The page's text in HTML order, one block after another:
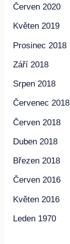
Červen 2020
Květen 2019
Prosinec 2018
Září 2018
Srpen 2018
Červenec 2018
Červen 2018
Duben 2018
Březen 2018
Červen 2016
Květen 2016
Leden 1970